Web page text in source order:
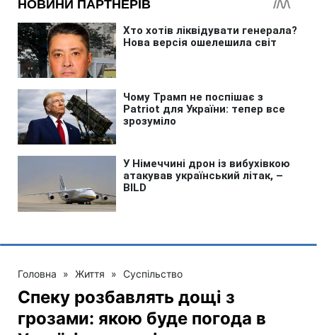
Головна » Життя » Суспільство
Спеку розбавлять дощі з
грозами: якою буде погода в